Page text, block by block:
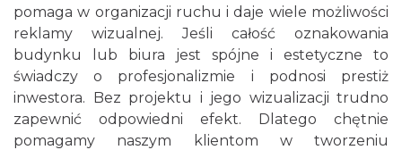
pomaga w organizacji ruchu i daje wiele możliwości
reklamy wizualnej. Jeśli całość oznakowania
budynku lub biura jest spójne i estetyczne to
świadczy o profesjonalizmie i podnosi prestiż
inwestora. Bez projektu i jego wizualizacji trudno
zapewnić odpowiedni efekt. Dlatego chętnie
pomagamy naszym klientom w tworzeniu